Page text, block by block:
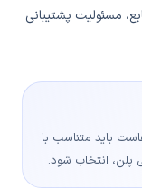
مسئولیت پشتیبانی
باید متناسب با
پلن، انتخاب شود.